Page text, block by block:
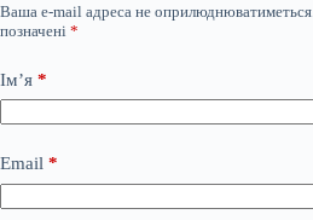
Ваша e-mail адреса не оприлюднюватиметься.
позначені *
Ім’я *
Email *